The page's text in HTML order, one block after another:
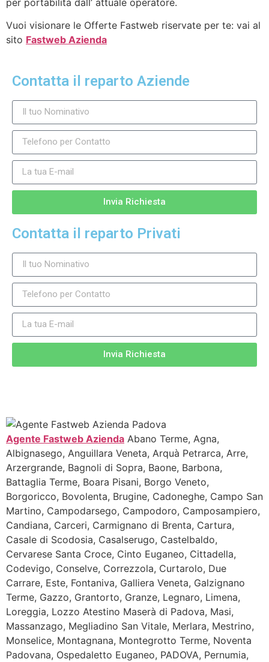
Vuoi visionare le Offerte Fastweb riservate per te: vai al
sito Fastweb Azienda
Contatta il reparto Aziende
Invia Richiesta
Contatta il reparto Privati
Invia Richiesta
Agente Fastweb Azienda Abano Terme, Agna,
Albignasego, Anguillara Veneta, Arquà Petrarca, Arre,
Arzergrande, Bagnoli di Sopra, Baone, Barbona,
Battaglia Terme, Boara Pisani, Borgo Veneto,
Borgoricco, Bovolenta, Brugine, Cadoneghe, Campo San
Martino, Campodarsego, Campodoro, Camposampiero,
Candiana, Carceri, Carmignano di Brenta, Cartura,
Casale di Scodosia, Casalserugo, Castelbaldo,
Cervarese Santa Croce, Cinto Euganeo, Cittadella,
Codevigo, Conselve, Correzzola, Curtarolo, Due
Carrare, Este, Fontaniva, Galliera Veneta, Galzignano
Terme, Gazzo, Grantorto, Granze, Legnaro, Limena,
Loreggia, Lozzo Atestino Maserà di Padova, Masi,
Massanzago, Megliadino San Vitale, Merlara, Mestrino,
Monselice, Montagnana, Montegrotto Terme, Noventa
Padovana, Ospedaletto Euganeo, PADOVA, Pernumia,